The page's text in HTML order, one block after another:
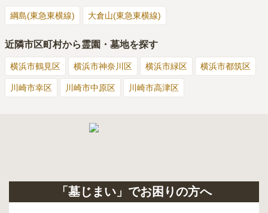
綱島(東急東横線) 大倉山(東急東横線)
近隣市区町村から霊園・墓地を探す
横浜市鶴見区 横浜市神奈川区 横浜市緑区 横浜市都筑区
川崎市幸区 川崎市中原区 川崎市高津区
「墓じまい」でお困りの方へ